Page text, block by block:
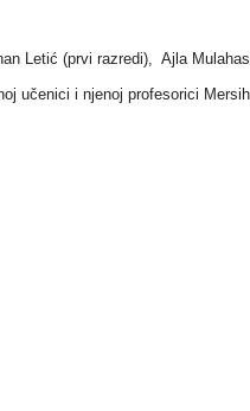
Letić (prvi razredi), Ajla
učenici i njenoj profesorici